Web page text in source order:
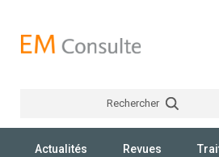
Rechercher
Actualités Revues